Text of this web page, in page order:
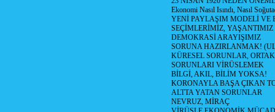
Ekonomi Nasıl Isındı, Nasıl
YENİ PAYLAŞIM MODELİ VE
SEÇİMLERİMİZ, YAŞANTIMIZ
DEMOKRASİ ARAYIŞIMIZ
SORUNA HAZIRLANMAK!
KÜRESEL SORUNLAR,
SORUNLARI VİRÜSLEMEK
BİLGİ, AKIL, BİLİM YOKSA!
KORONAYLA BAŞA ÇIKAN
ALTTA YATAN SORUNLAR
NEVRUZ, MİRAÇ